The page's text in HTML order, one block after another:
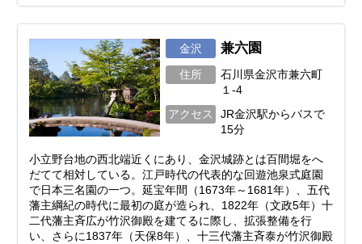
金沢 兼六園
住所
石川県金沢市兼六町
１-4
アクセス
JR金沢駅からバスで
15分
小立野台地の西北端近くにあり、金沢城跡とは百間堀をへ
だてて相対している。江戸時代の代表的な回遊池泉式庭園
で日本三名園の一つ。延宝年間（1673年～1681年）、五代
藩主綱紀の時代に最初の庭が造られ、1822年（文政5年）十
二代藩主斉広が竹沢御殿を建てるに際し、拡張整備を行
い、さらに1837年（天保8年）、十三代藩主斉泰が竹沢御殿